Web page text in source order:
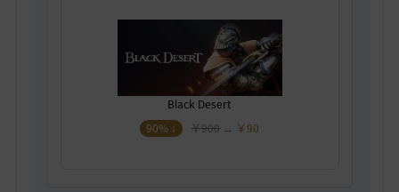
Black Desert
90% ↓
￥900 → ￥90